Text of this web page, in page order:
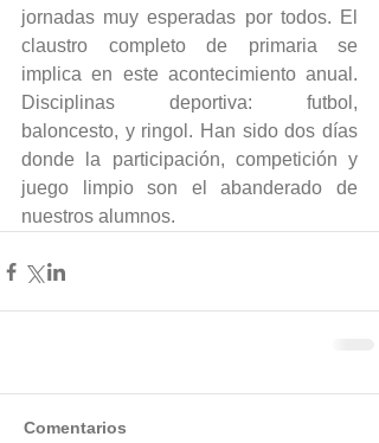
jornadas muy esperadas por todos. El
claustro completo de primaria se
implica en este acontecimiento anual.
Disciplinas deportiva: futbol,
baloncesto, y ringol. Han sido dos días
donde la participación, competición y
juego limpio son el abanderado de
nuestros alumnos.
Comentarios